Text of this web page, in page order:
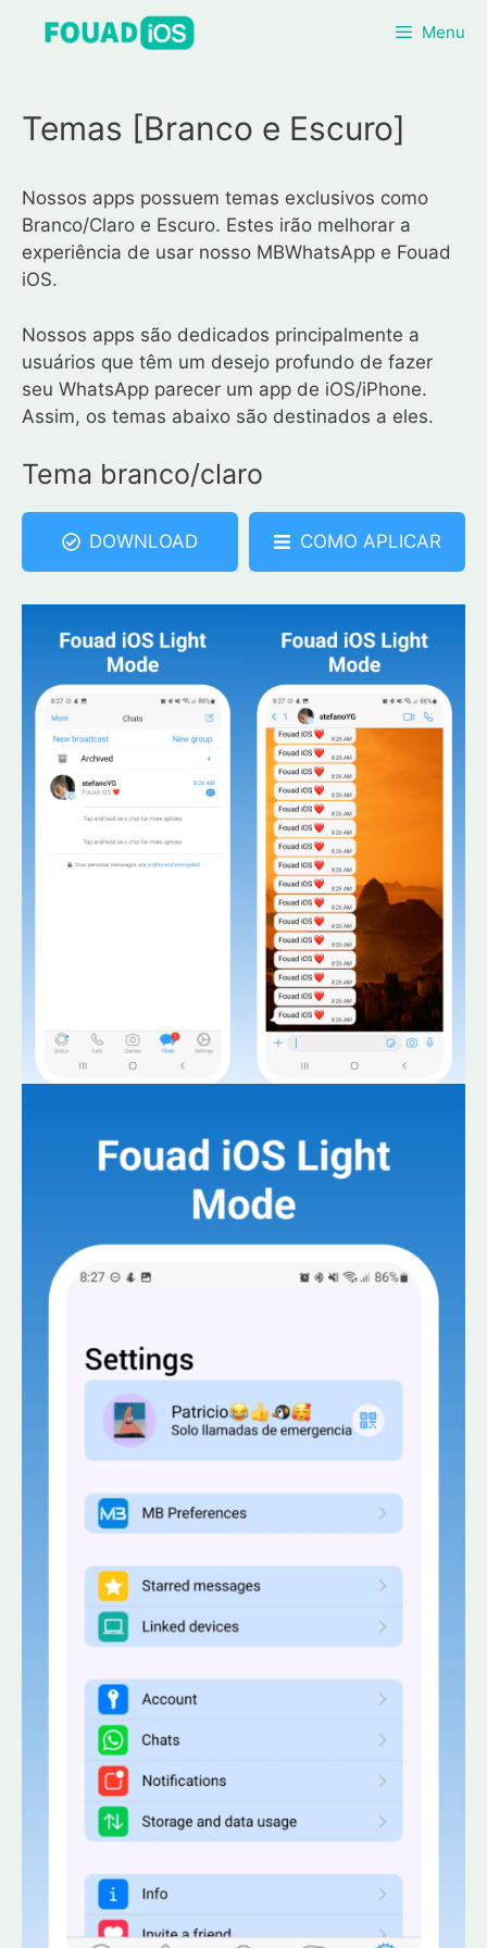
Menu
Temas [Branco e Escuro]
Nossos apps possuem temas exclusivos como
Branco/Claro e Escuro. Estes irão melhorar a
experiência de usar nosso MBWhatsApp e Fouad
iOS.
Nossos apps são dedicados principalmente a
usuários que têm um desejo profundo de fazer
seu WhatsApp parecer um app de iOS/iPhone.
Assim, os temas abaixo são destinados a eles.
Tema branco/claro
DOWNLOAD COMO APLICAR